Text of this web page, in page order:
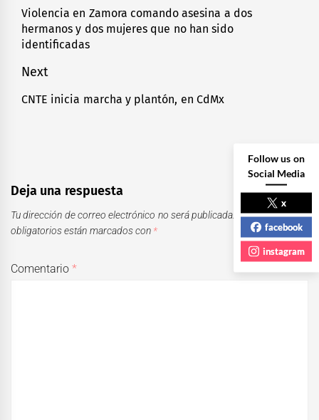
de
entradas
Previous
post:
Violencia en Zamora comando asesina a dos
hermanos y dos mujeres que no han sido
identificadas
Next
Next
CNTE inicia marcha y plantón, en CdMx
Deja una respuesta
Tu dirección de correo electrónico no será publicada.
Los campos
obligatorios están marcados con *
Comentario*
Follow us on
Social Media
x
facebook
instagram